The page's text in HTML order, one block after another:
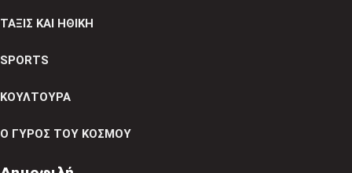
ΤΑΞΙΣ ΚΑΙ ΗΘΙΚΗ
SPORTS
ΚΟΥΛΤΟΥΡΑ
Ο ΓΥΡΟΣ ΤΟΥ ΚΟΣΜΟΥ